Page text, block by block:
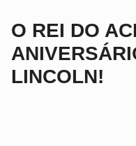
O REI DO
LINCOLN!